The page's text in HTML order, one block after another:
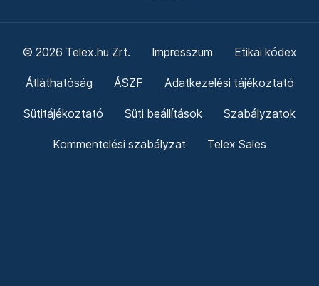
© 2026 Telex.hu Zrt. Impresszum Etikai kódex
Átláthatóság ÁSZF Adatkezelési tájékoztató
Sütitájékoztató Süti beállítások Szabályzatok
Kommentelési szabályzat Telex Sales